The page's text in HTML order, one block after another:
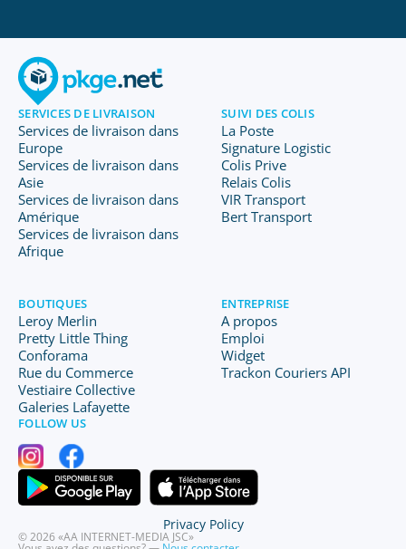
SERVICES DE LIVRAISON
Services de livraison dans
Europe
Services de livraison dans
Asie
Services de livraison dans
Amérique
Services de livraison dans
Afrique
SUIVI DES COLIS
La Poste
Signature Logistic
Colis Prive
Relais Colis
VIR Transport
Bert Transport
BOUTIQUES
Leroy Merlin
Pretty Little Thing
Conforama
Rue du Commerce
Vestiaire Collective
Galeries Lafayette
ENTREPRISE
A propos
Emploi
Widget
Trackon Couriers API
FOLLOW US
© 2026 «AA INTERNET-MEDIA JSC»
Privacy Policy